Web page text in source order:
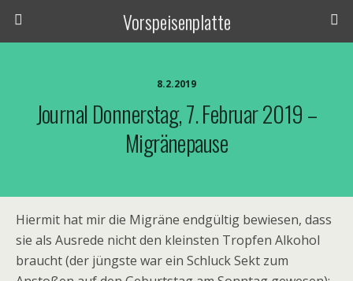
Vorspeisenplatte
8.2.2019
Journal Donnerstag, 7. Februar 2019 –
Migränepause
Hiermit hat mir die Migräne endgültig bewiesen, dass
sie als Ausrede nicht den kleinsten Tropfen Alkohol
braucht (der jüngste war ein Schluck Sekt zum